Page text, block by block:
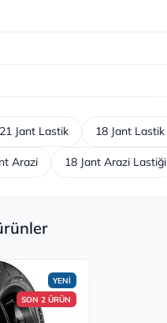
21 Jant Lastik 18 Jant Lastik
Arazi 18 Jant Arazi Lastiği
YENİ
SON 2 ÜRÜN